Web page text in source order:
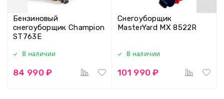
Бензиновый
снегоуборщик Champion
ST763E
В наличии
84 990 ₽
Снегоуборщик
MasterYard MX 8522R
В наличии
101 990 ₽